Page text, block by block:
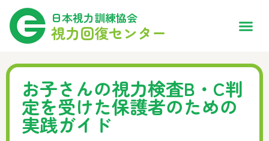
日本視力訓練協会
視力回復センター
お子さんの視力検査B・C判
定を受けた保護者のための
実践ガイド